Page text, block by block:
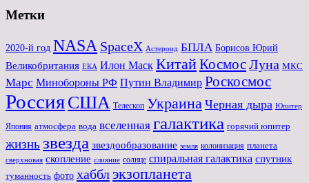
Метки
2020-й год NASA SpaceX Астероид БПЛА Борисов Юрий
Великобритания ЕКА Илон Маск КитайКосмосЛуна МКС
Марс Минoбороны РФ Путин Владимир Роскосмос
РоссияСША Телескоп Украина Черная дыра Юпитер
Япония атмосфера вода вселенная галактика горячий юпитер
жизнь звезда звездообразование земля колонизация планета
сверхновая скопление слияние солнце спиральная галактика спутник
туманность фото хаббл экзопланета